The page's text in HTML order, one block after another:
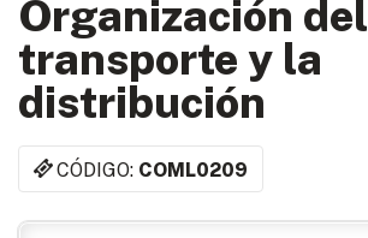
Organización del
transporte y la
distribución
CÓDIGO: COML0209